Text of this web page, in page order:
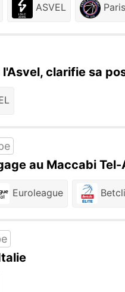
ASVEL
clarifie sa
au Maccabi
Euroleague